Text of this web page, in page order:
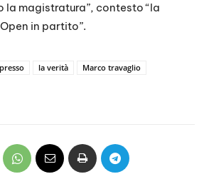
magistratura”, contesto “la
in partito”.
la verità
Marco travaglio